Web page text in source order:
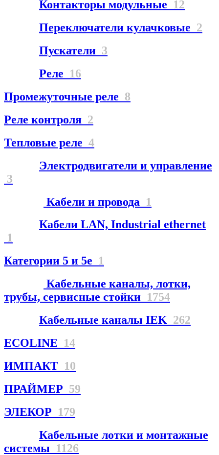
Контакторы модульные 12
Переключатели кулачковые 2
Пускатели 3
Реле 16
Промежуточные реле 8
Реле контроля 2
Тепловые реле 4
Электродвигатели и управление
3
Кабели и провода 1
Кабели LAN, Industrial ethernet
1
Категории 5 и 5е 1
Кабельные каналы, лотки,
трубы, сервисные стойки 1754
Кабельные каналы IEK 262
ECOLINE 14
ИМПАКТ 10
ПРАЙМЕР 59
ЭЛЕКОР 179
Кабельные лотки и монтажные
системы 1126